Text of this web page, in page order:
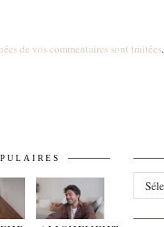
de vos commentaires sont traitées.